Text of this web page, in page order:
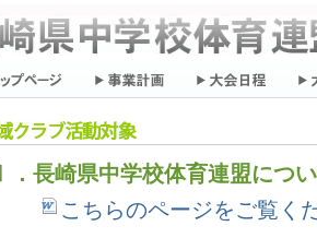
Ⅰ．長崎県中学校体育連盟につ
こちらのページをご覧く